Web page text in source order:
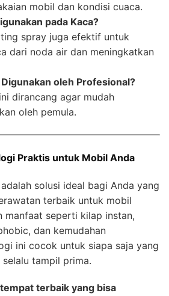
mobil dan kondisi cuaca.
pada Kaca?
spray juga efektif untuk
dari noda air dan meningkatkan
oleh Profesional?
dirancang agar mudah
oleh pemula.
Praktis untuk Mobil Anda
solusi ideal bagi Anda yang
terbaik untuk mobil
manfaat seperti kilap instan,
dan kemudahan
ini cocok untuk siapa saja yang
tampil prima.
terbaik yang bisa